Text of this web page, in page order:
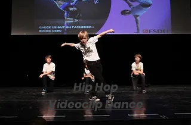
Hip Hop
Videoclip Dance